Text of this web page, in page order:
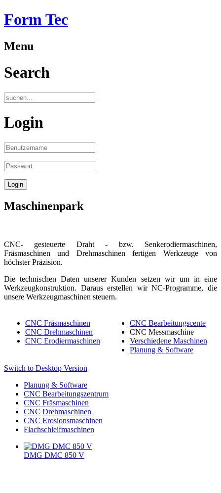
Form Tec
Menu
Search
Login
Maschinenpark
CNC- gesteuerte Draht - bzw. Senkerodiermaschinen,
Fräsmaschinen und Drehmaschinen fertigen Werkzeuge von
höchster Präzision.
Die technischen Daten unserer Kunden setzen wir um in eine
Werkzeugkonstruktion. Daraus erstellen wir NC-Programme, die
unsere Werkzeugmaschinen steuern.
CNC Fräsmaschinen
CNC Drehmaschinen
CNC Erodiermaschinen
CNC Bearbeitungscente
CNC Messmaschine
Verschiedene Maschinen
Planung & Software
Switch to Desktop Version
Planung & Software
CNC Bearbeitungszentrum
CNC Fräsmaschinen
CNC Drehmaschinen
CNC Erosionsmaschinen
Flachschleifmaschinen
DMG DMC 850 V